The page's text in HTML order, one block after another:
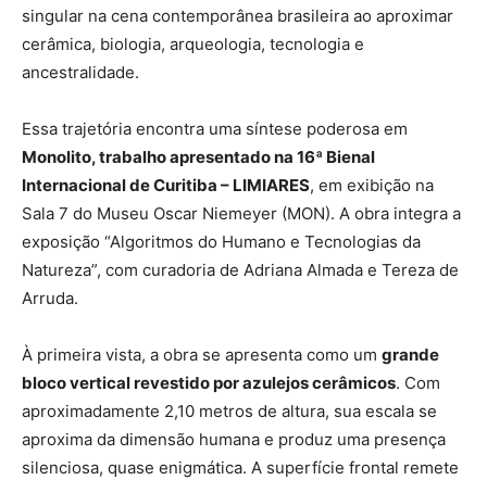
singular na cena contemporânea brasileira ao aproximar
cerâmica, biologia, arqueologia, tecnologia e
ancestralidade.
Essa trajetória encontra uma síntese poderosa em
Monolito, trabalho apresentado na 16ª Bienal
Internacional de Curitiba – LIMIARES, em exibição na
Sala 7 do Museu Oscar Niemeyer (MON). A obra integra a
exposição “Algoritmos do Humano e Tecnologias da
Natureza”, com curadoria de Adriana Almada e Tereza de
Arruda.
À primeira vista, a obra se apresenta como um grande
bloco vertical revestido por azulejos cerâmicos. Com
aproximadamente 2,10 metros de altura, sua escala se
aproxima da dimensão humana e produz uma presença
silenciosa, quase enigmática. A superfície frontal remete